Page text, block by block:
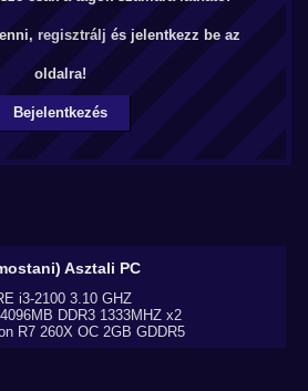
regisztrálj és jelentkezz be az
oldalra!
Bejelentkezés
Asztali PC
i3-2100 3.10 GHZ
DDR3 1333MHZ x2
R7 260X OC 2GB GDDR5